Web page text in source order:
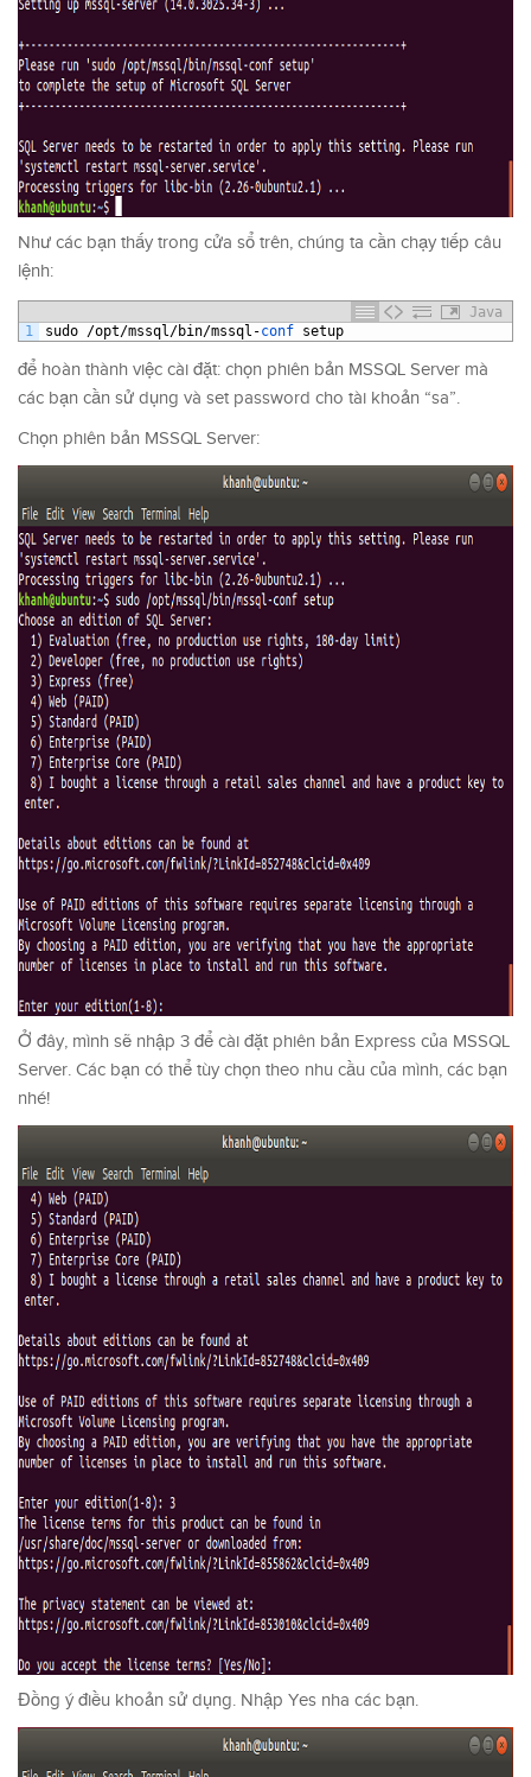
Như các bạn thấy trong cửa sổ trên, chúng ta cần chạy tiếp câu
lệnh:
Java
1
sudo /opt/mssql /bin/mssql -conf setup
để hoàn thành việc cài đặt: chọn phiên bản MSSQL Server mà
các bạn cần sử dụng và set password cho tài khoản “sa”.
Chọn phiên bản MSSQL Server:
Ở đây, mình sẽ nhập 3 để cài đặt phiên bản Express của MSSQL
Server. Các bạn có thể tùy chọn theo nhu cầu của mình, các bạn
nhé!
Đồng ý điều khoản sử dụng. Nhập Yes nha các bạn.